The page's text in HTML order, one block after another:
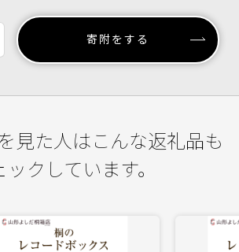
寄附をする
見た人はこんな返礼品も
ックしています。